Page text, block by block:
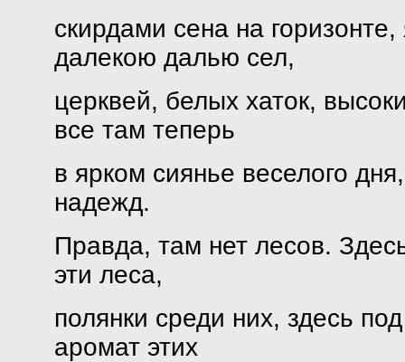
скирдами сена на
далекою далью сел,
церквей, белых хаток,
все там теперь
в ярком сиянье веселого
надежд.
Правда, там нет лесов.
эти леса,
полянки среди них, здесь
аромат этих